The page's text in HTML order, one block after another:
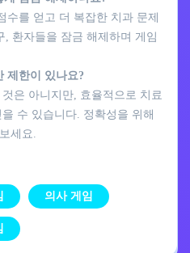
를 얻고 더 복잡한 치과 문제
환자들을 잠금 해제하며 게임
제한이 있나요?
은 아니지만, 효율적으로 치료
수 있습니다. 정확성을 위해
세요.
의사 게임